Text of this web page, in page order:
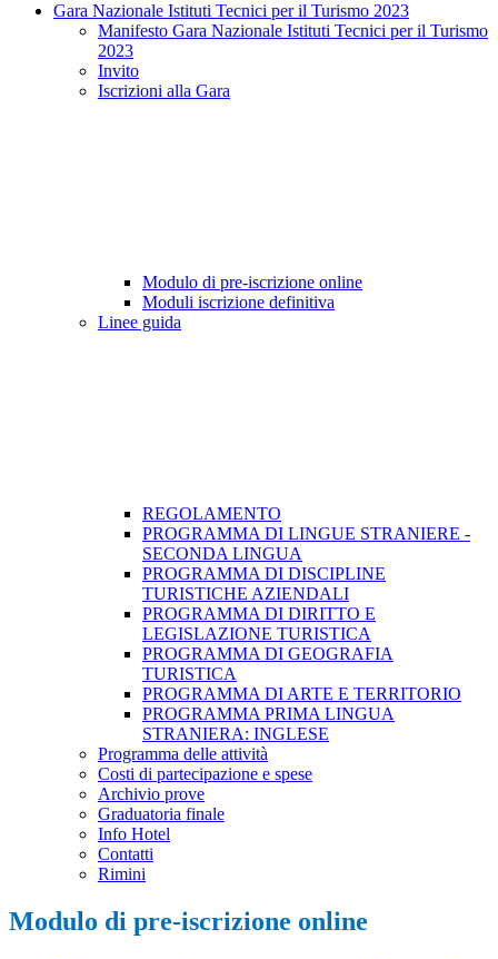
Gara Nazionale Istituti Tecnici per il Turismo 2023
Manifesto Gara Nazionale Istituti Tecnici per il Turismo
2023
Invito
Iscrizioni alla Gara
Modulo di pre-iscrizione online
Moduli iscrizione definitiva
Linee guida
REGOLAMENTO
PROGRAMMA DI LINGUE STRANIERE -
SECONDA LINGUA
PROGRAMMA DI DISCIPLINE
TURISTICHE AZIENDALI
PROGRAMMA DI DIRITTO E
LEGISLAZIONE TURISTICA
PROGRAMMA DI GEOGRAFIA
TURISTICA
PROGRAMMA DI ARTE E TERRITORIO
PROGRAMMA PRIMA LINGUA
STRANIERA: INGLESE
Programma delle attività
Costi di partecipazione e spese
Archivio prove
Graduatoria finale
Info Hotel
Contatti
Rimini
Modulo di pre-iscrizione online